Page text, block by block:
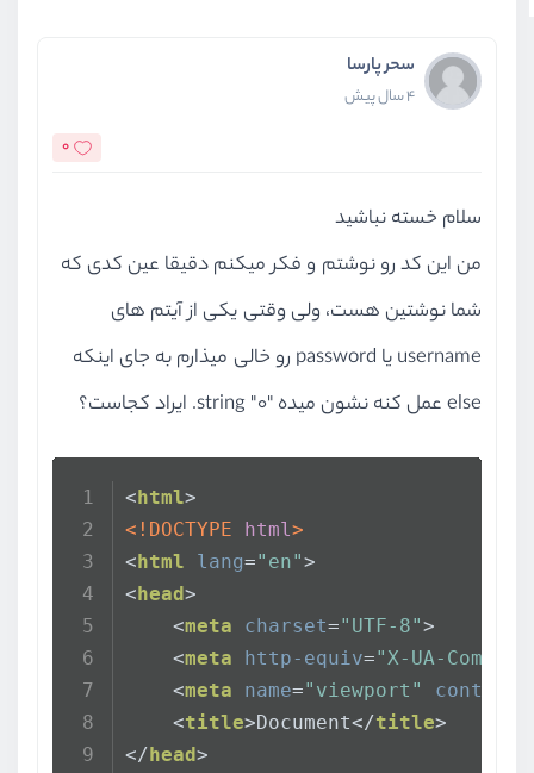
سحر پارسا
4 سال پیش
0
سلام خسته نباشید
من این کد رو نوشتم و فکر میکنم دقیقا عین کدی که
شما نوشتین هست، ولی وقتی یکی از آیتم های
username یا password رو خالی میذارم به جای اینکه
else عمل کنه نشون میده "0" string. ایراد کجاست؟
< html>
<!DOCTYPE
html>
< html lang="en">
< head >
<meta charset="UTF-8">
<meta http-equiv="X-UA-
<meta name="viewport" content
<title>Document</title>
</ head >